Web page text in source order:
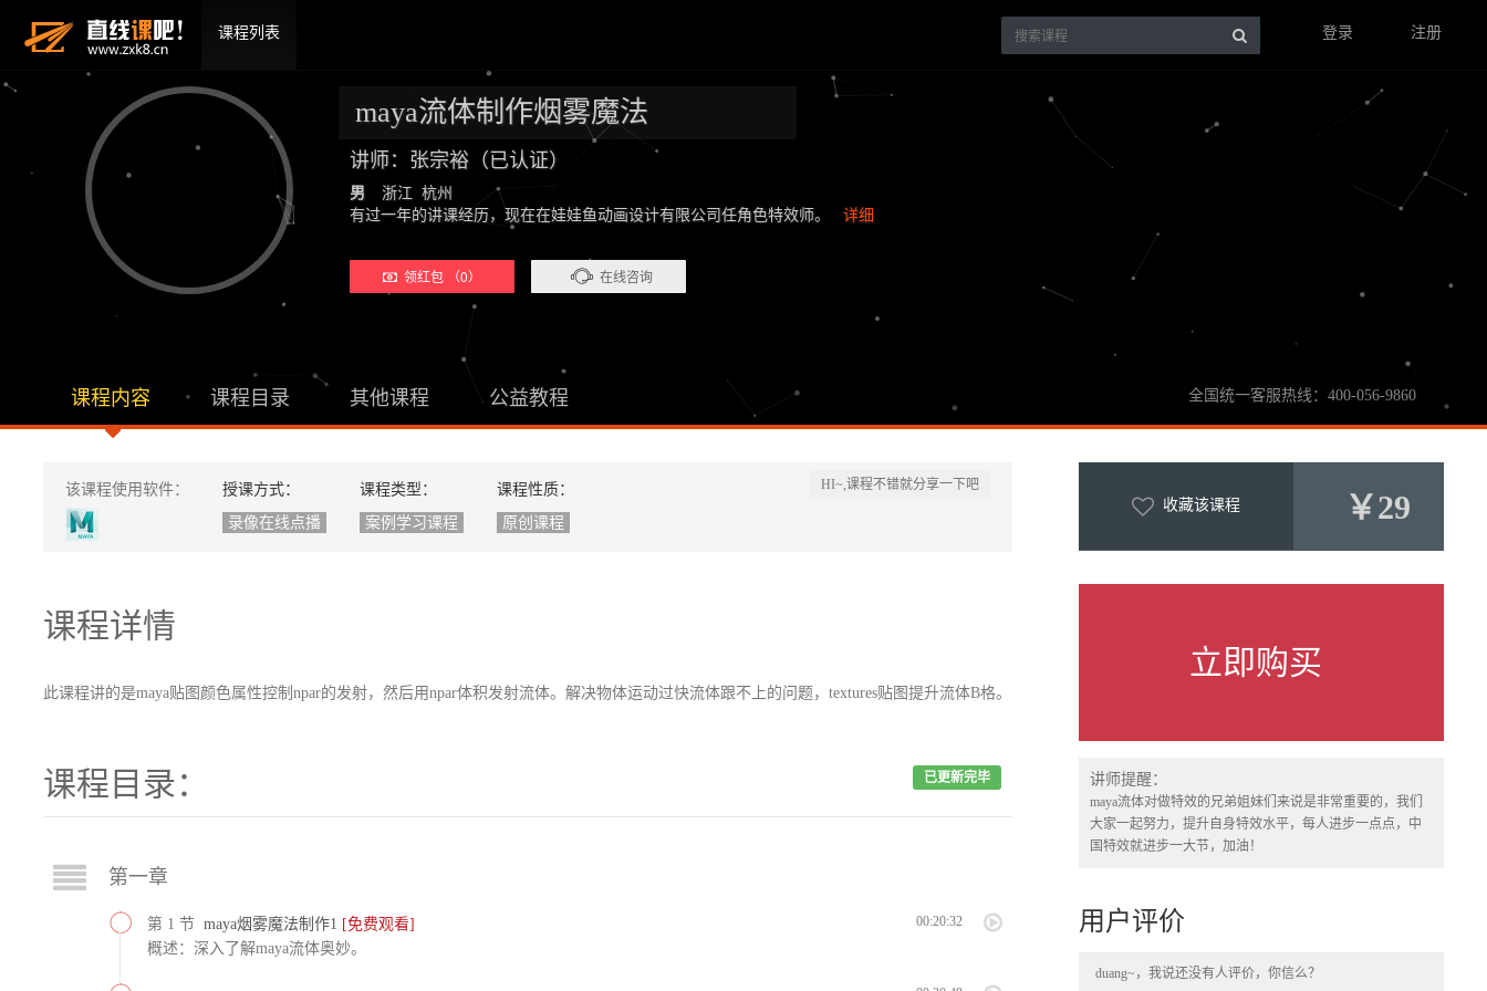
课程列表 登录 注册
maya流体制作烟雾魔法
讲师：张宗裕（已认证）
男
浙江 杭州
有过一年的讲课经历，现在在娃娃鱼动画设计有限公司任角色特效师。 详细
领红包 （0） 在线咨询
课程内容 课程目录 其他课程 公益教程 全国统一客服热线：400-056-9860
HI~,课程不错就分享一下吧
该课程使用软件：
授课方式：
录像在线点播
课程类型：
案例学习课程
课程性质：
原创课程
课程详情
此课程讲的是maya贴图颜色属性控制npar的发射，然后用npar体积发射流体。解决物体运动过快流体跟不上的问题，textures贴图提升流体B格。
课程目录： 已更新完毕
第一章
第 1 节 maya烟雾魔法制作1 [免费观看]
概述：深入了解maya流体奥妙。
00:20:32
收藏该课程 ￥29
立即购买
讲师提醒：
maya流体对做特效的兄弟姐妹们来说是非常重要的，我们
大家一起努力，提升自身特效水平，每人进步一点点，中
国特效就进步一大节，加油！
用户评价
duang~，我说还没有人评价，你信么？